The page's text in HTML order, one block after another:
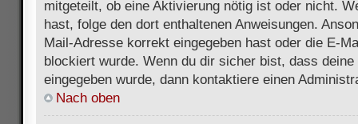
mitgeteilt, ob eine Aktivierung nötig ist oder nicht.
hast, folge den dort enthaltenen Anweisungen.
Mail-Adresse korrekt eingegeben hast oder die E-
blockiert wurde. Wenn du dir sicher bist, dass
eingegeben wurde, dann kontaktiere einen
Nach oben